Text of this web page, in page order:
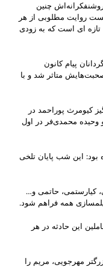
چنین
روایت مطلوبی از هر
تازه ای است که به زودی
پیام کانون
متاثر شد و با
کیومرث پوراحمد در
وحیده محمدی‌فر در اول
بود: این شب پایان تلخی
کیارستمی، حاتمی و…
همه فراهم شود.
این حادثه در هر
مهرجویی، مریم را